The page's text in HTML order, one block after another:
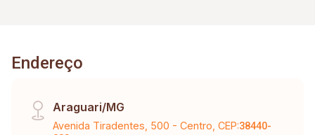
Endereço
Araguari/MG
Avenida Tiradentes, 500 - Centro, CEP:38440-